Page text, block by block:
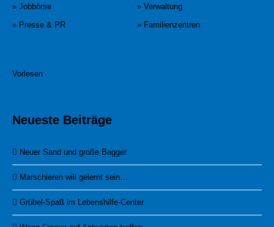
» Jobbörse
» Verwaltung
» Presse & PR
» Familienzentren
Vorlesen
Neueste Beiträge
Neuer Sand und große Bagger
Marschieren will gelernt sein…
Grübel-Spaß im Lebenshilfe-Center